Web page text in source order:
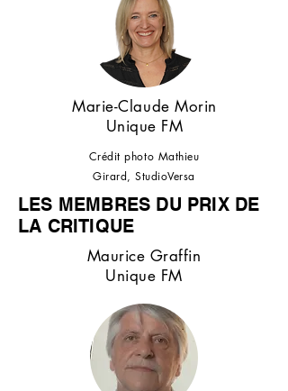
Marie-Claude Morin
Unique FM
Crédit photo Mathieu
Girard, StudioVersa
LES MEMBRES DU PRIX DE
LA CRITIQUE
Maurice Graffin
Unique FM